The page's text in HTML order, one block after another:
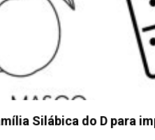
Silábica do D para